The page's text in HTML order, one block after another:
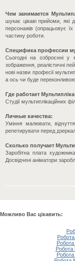
Чем занимается
шукає цікаві прийоми,
персонажів (опрацьовує
частину роботи.
Специфика профессии
Сьогодні на озброєнні у
зображення, реалістичні
нові назви професії
а ось чи буде переконливою
Где работает
Студії мультиплікаційних
Личные качества:
Уміння малювати,
репетирувати перед
Сколько получает
Заробітна плата
Досвідчені аніматори
Можливо Вас цікавить:
Робота
Робота
Робота